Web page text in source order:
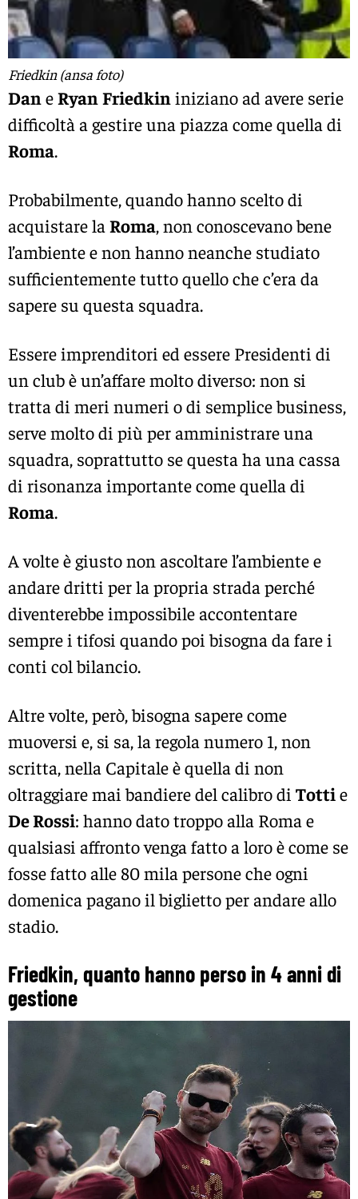
Friedkin (ansa foto)
DaneRyanFriedkininiziano ad avere serie
difficoltà a gestire una piazza come quella di
Roma.
Probabilmente, quando hanno scelto di
acquistare la Roma, non conoscevano bene
l’ambiente e non hanno neanche studiato
sufficientemente tutto quello che c’era da
sapere su questa squadra.
Essere imprenditori ed essere Presidenti di
un club è un’affare molto diverso: non si
tratta di meri numeri o di semplice business,
serve molto di più per amministrare una
squadra, soprattutto se questa ha una cassa
di risonanza importante come quella di
Roma.
A volte è giusto non ascoltare l’ambiente e
andare dritti per la propria strada perché
diventerebbe impossibile accontentare
sempre i tifosi quando poi bisogna da fare i
conti col bilancio.
Altre volte, però, bisogna sapere come
muoversi e, si sa, la regola numero 1, non
scritta, nella Capitale è quella di non
oltraggiare mai bandiere del calibro di Tottie
De Rossi: hanno dato troppo alla Roma e
qualsiasi affronto venga fatto a loro è come se
fosse fatto alle 80 mila persone che ogni
domenica pagano il biglietto per andare allo
stadio.
Friedkin, quanto hanno perso in 4 anni di
gestione